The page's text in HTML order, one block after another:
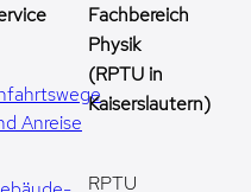
Anreise
Fachbereich
Physik
(RPTU in
Kaiserslautern)
RPTU